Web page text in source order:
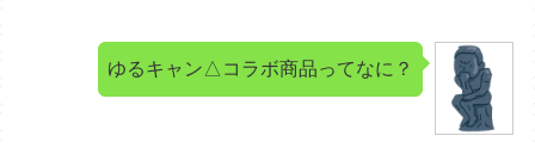
ゆるキャン△コラボ商品ってなに？